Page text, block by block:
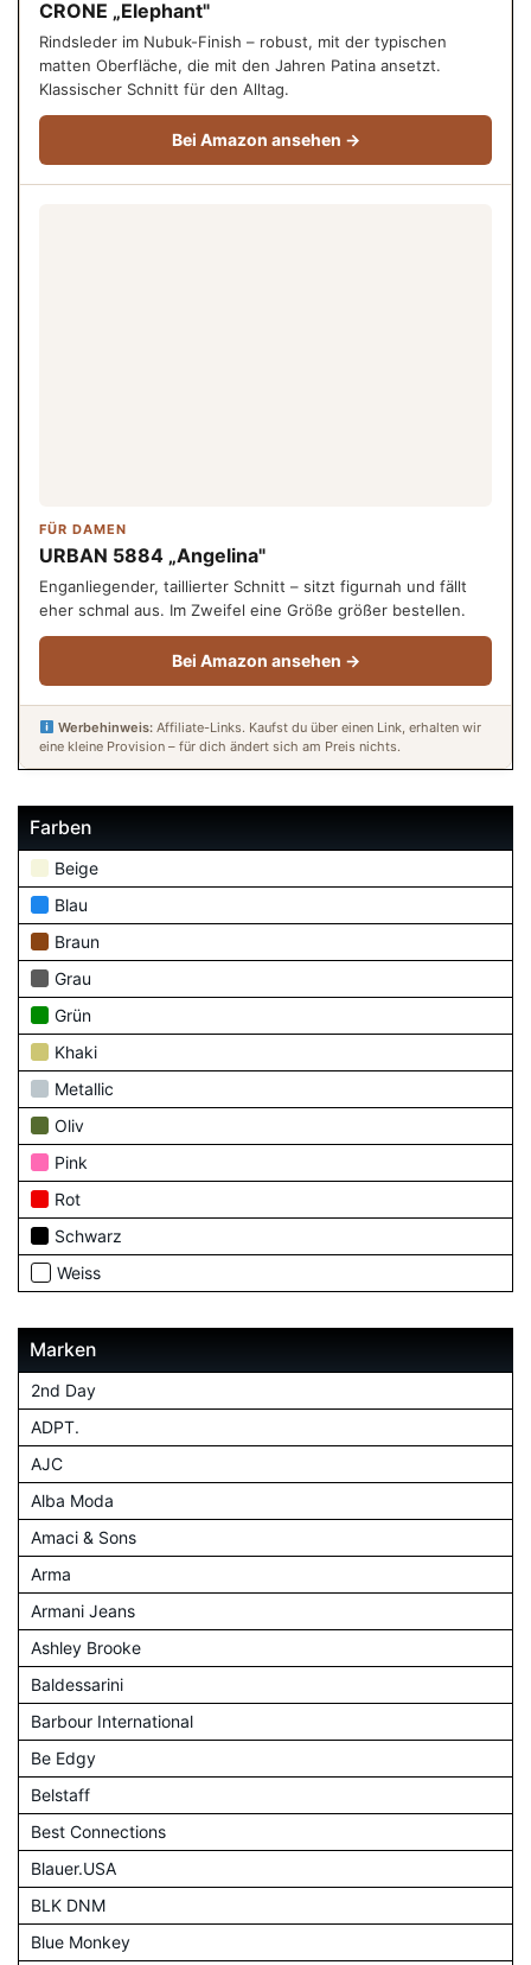
CRONE „Elephant"
Rindsleder im Nubuk-Finish – robust, mit der typischen
matten Oberfläche, die mit den Jahren Patina ansetzt.
Klassischer Schnitt für den Alltag.
Bei Amazon ansehen →
FÜR DAMEN
URBAN 5884 „Angelina"
Enganliegender, taillierter Schnitt – sitzt figurnah und fällt
eher schmal aus. Im Zweifel eine Größe größer bestellen.
Bei Amazon ansehen →
Werbehinweis:Affiliate-Links. Kaufst du über einen Link, erhalten wir
eine kleine Provision – für dich ändert sich am Preis nichts.
Farben
Beige
Blau
Braun
Grau
Grün
Khaki
Metallic
Oliv
Pink
Rot
Schwarz
Weiss
Marken
2nd Day
ADPT.
AJC
Alba Moda
Amaci & Sons
Arma
Armani Jeans
Ashley Brooke
Baldessarini
Barbour International
Be Edgy
Belstaff
Best Connections
Blauer.USA
BLK DNM
Blue Monkey